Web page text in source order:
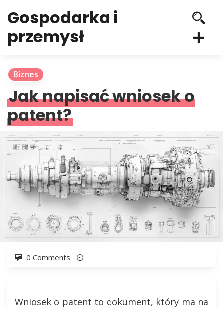
Gospodarka i
przemysł
Biznes
Jak napisać wniosek o
patent?
0 Comments
Wniosek o patent to dokument, który ma na